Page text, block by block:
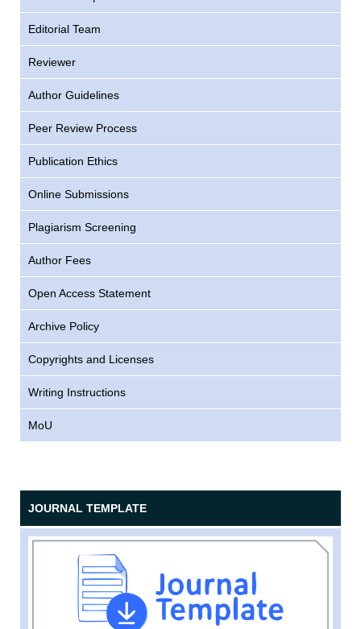
Editorial Team
Reviewer
Author Guidelines
Peer Review Process
Publication Ethics
Online Submissions
Plagiarism Screening
Author Fees
Open Access Statement
Archive Policy
Copyrights and Licenses
Writing Instructions
MoU
JOURNAL TEMPLATE